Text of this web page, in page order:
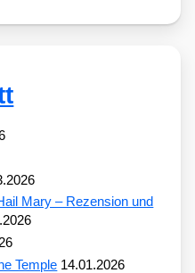
Mary – Rezension und
Temple 14.01.2026